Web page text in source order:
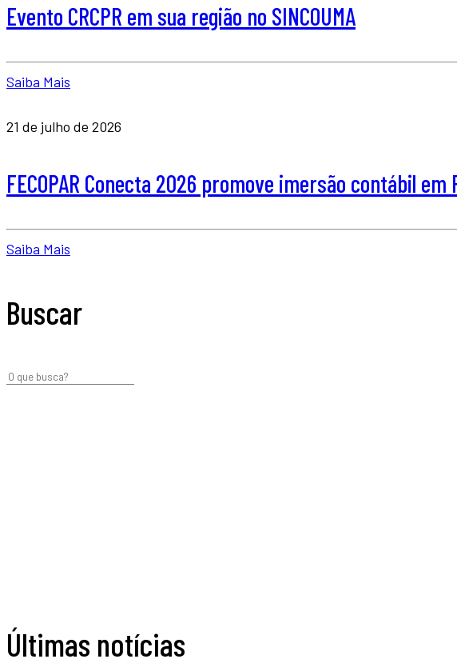
Evento CRCPR em sua região no SINCOUMA
Saiba Mais
21 de julho de 2026
FECOPAR Conecta 2026 promove imersão contábil em
Saiba Mais
Buscar
Últimas notícias